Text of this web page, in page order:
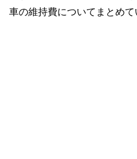
車の維持費についてまとめて